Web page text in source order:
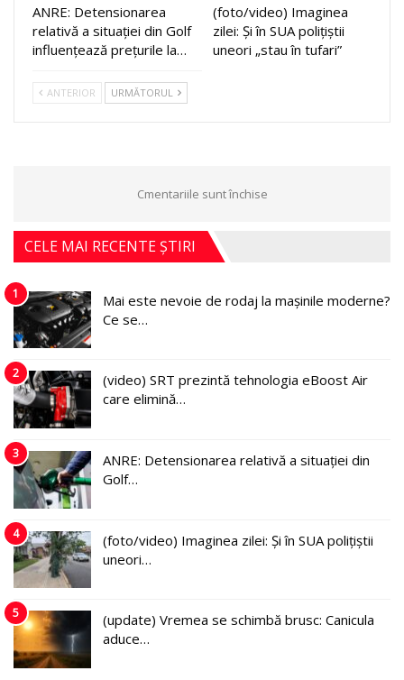
ANRE: Detensionarea
relativă a situației din Golf
influențează prețurile la…
(foto/video) Imaginea
zilei: Și în SUA polițiștii
uneori „stau în tufari”
ANTERIOR URMĂTORUL
Cmentariile sunt închise
CELE MAI RECENTE ȘTIRI
1
Mai este nevoie de rodaj la mașinile moderne?
Ce se…
2
(video) SRT prezintă tehnologia eBoost Air
care elimină…
3
ANRE: Detensionarea relativă a situației din
Golf…
4
(foto/video) Imaginea zilei: Și în SUA polițiștii
uneori…
5
(update) Vremea se schimbă brusc: Canicula
aduce…